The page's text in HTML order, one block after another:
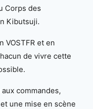
Corps des
Kibutsuji.
VOSTFR et en
de vivre cette
commandes,
une mise en scène